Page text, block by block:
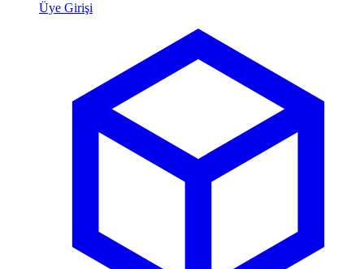
Üye Girişi